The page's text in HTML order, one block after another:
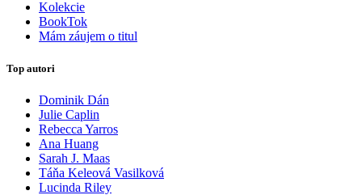
Kolekcie
BookTok
Mám záujem o titul
Top autori
Dominik Dán
Julie Caplin
Rebecca Yarros
Ana Huang
Sarah J. Maas
Táňa Keleová Vasilková
Lucinda Riley